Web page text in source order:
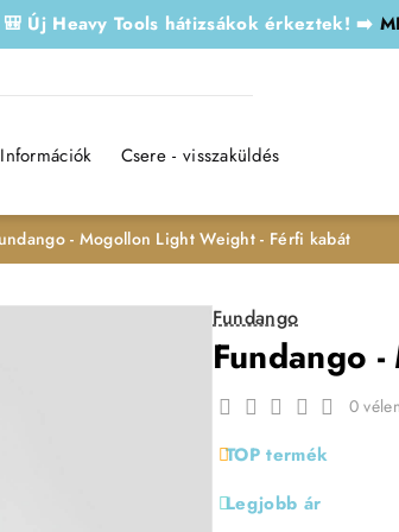
🎒 Új Heavy Tools hátizsákok érkeztek! ➡️
Információk Csere - visszaküldés
- Mogollon Light Weight - Férfi kabát
Fundango
Fundango
TOP termék
Legjobb ár
0